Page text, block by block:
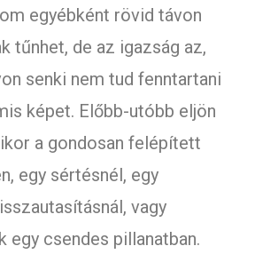
egyébként rövid távon
tűnhet, de az igazság az,
senki nem tud fenntartani
képet. Előbb-utóbb eljön
a gondosan felépített
egy sértésnél, egy
vagy
egy csendes pillanatban.